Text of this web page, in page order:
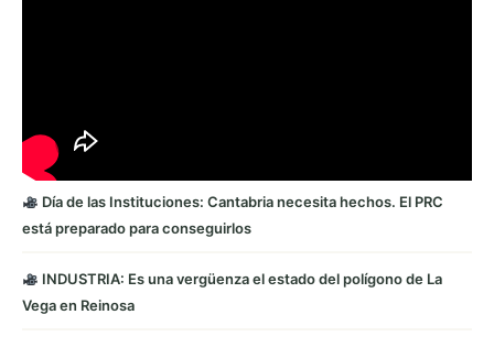
Día de las Instituciones: Cantabria necesita hechos. El PRC
está preparado para conseguirlos
INDUSTRIA: Es una vergüenza el estado del polígono de La
Vega en Reinosa